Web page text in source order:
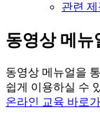
관련 제
동영상 메뉴
동영상 메뉴얼을
쉽게 이용하실 수
온라인 교육 바로가